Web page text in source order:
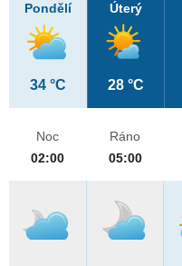
Pondělí
34 °C
Úterý
28 °C
Noc
02:00
Ráno
05:00